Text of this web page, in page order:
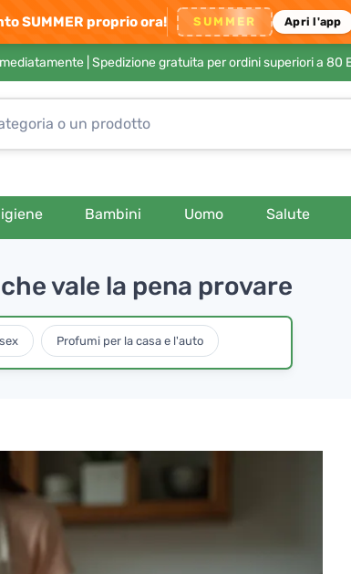
SUMMER proprio ora! SUMMER Apri l'app
| Spedizione gratuita per ordini superiori a 80
Bambini Uomo Salute
vale la pena provare
Profumi per la casa e l'auto